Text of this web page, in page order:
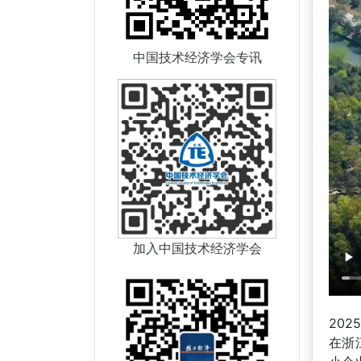
中国技术经济学会专讯
加入中国技术经济学会
在浙